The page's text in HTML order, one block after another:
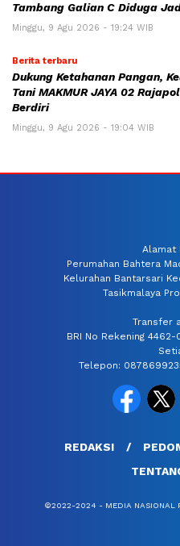
Tambang Galian C Diduga
Minggu, 9 Agu 2026 - 19:24 WIB
Berita terbaru
Dukung Ketahanan Pangan,
Tani MAKMUR JAYA 02
Berdiri
Minggu, 9 Agu 2026 - 19:04 WIB
Alamat
Perumahan Bahtera
Kelurahan Bantarsari
Tasikmalaya
Transfer
BRI No Rekening
Telepon:
REDAKSI
©2022-2024 - MEDIA NASIONAL